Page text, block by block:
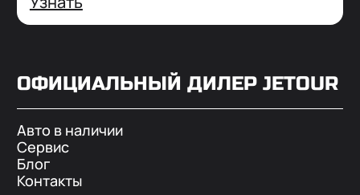
ОФИЦИАЛЬНЫЙ ДИЛЕР JETOUR
Авто в наличии
Сервис
Блог
Контакты